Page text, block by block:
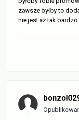
zawsze byłby to
nie jest aż tak